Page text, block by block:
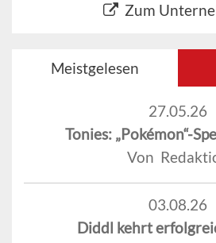
Zum
Meistgelesen
27.05.26
Tonies: „Pokémon“-
Von
03.08.26
Diddl kehrt